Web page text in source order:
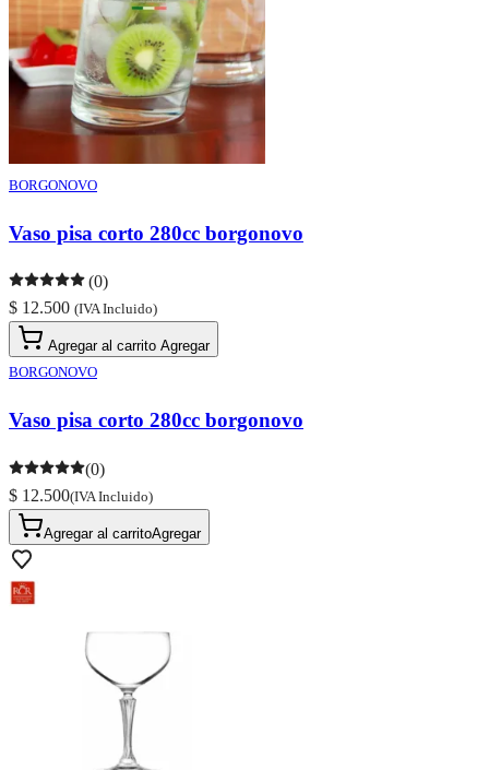
BORGONOVO
Vaso pisa corto 280cc borgonovo
(0)
$ 12.500 (IVA Incluido)
Agregar al carrito Agregar
BORGONOVO
Vaso pisa corto 280cc borgonovo
(0)
$ 12.500(IVA Incluido)
Agregar al carritoAgregar